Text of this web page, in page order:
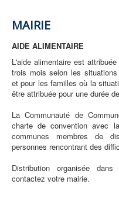
MAIRIE
AIDE ALIMENTAIRE
L'aide alimentaire est
trois mois selon les
et pour les familles où la
être attribuée pour une durée
La Communauté de
charte de convention avec
communes membres de
personnes rencontrant des
Distribution organisée
contactez votre mairie.